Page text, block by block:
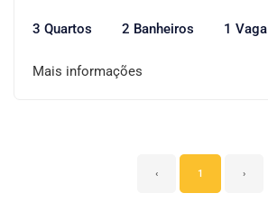
3 Quartos 2 Banheiros 1 Vaga
Mais informações
‹ 1 ›